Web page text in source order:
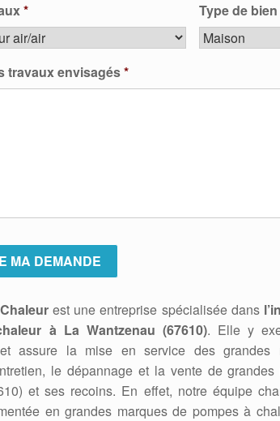
* Type de
travaux envisagés*
est une entreprise spécialisée dans
à La Wantzenau (67610). Elle y
assure la mise en service des grandes
le dépannage et la vente de
et ses recoins. En effet, notre équipe
en grandes marques de pompes à